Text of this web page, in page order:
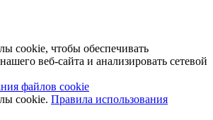
cookie, чтобы обеспечивать
веб-сайта и анализировать сетевой
файлов cookie
cookie. Правила использования